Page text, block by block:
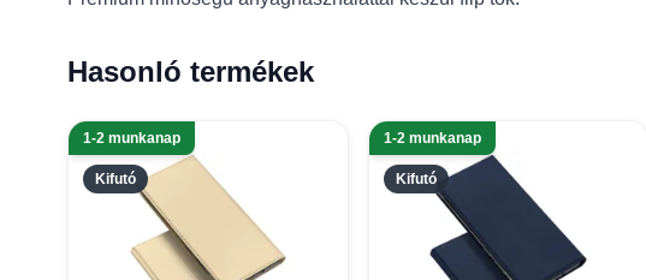
Hasonló termékek
Kifutó
1-2 munkanap
Kifutó
1-2 munkanap